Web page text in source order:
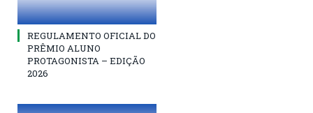
REGULAMENTO OFICIAL DO
PRÊMIO ALUNO
PROTAGONISTA – EDIÇÃO
2026